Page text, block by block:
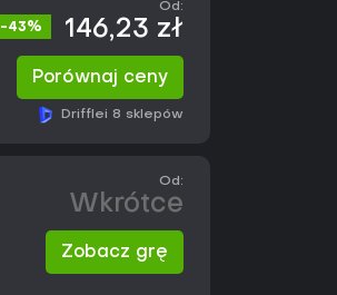
-43%
Od:
146,23 zł
Porównaj ceny
Drifflei 8 sklepów
Od:
Wkrótce
Zobacz grę